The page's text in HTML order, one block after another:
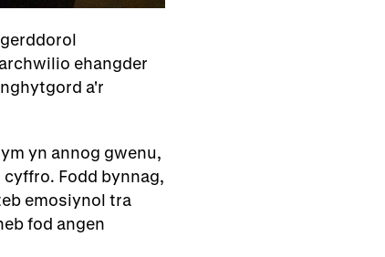
ehangder
a'r
yn annog gwenu,
Fodd bynnag,
emosiynol tra
fod angen